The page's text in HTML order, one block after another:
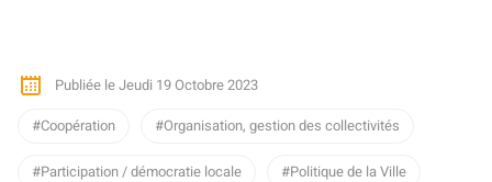
Publiée le Jeudi 19 Octobre 2023
Coopération
Organisation, gestion des collectivités
Participation / démocratie locale Politique de la Ville